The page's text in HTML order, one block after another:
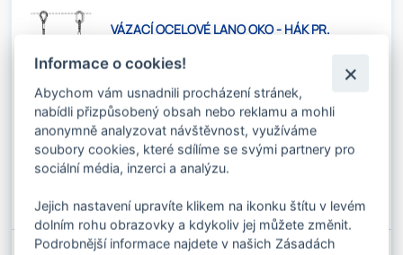
VÁZACÍ OCELOVÉ LANO OKO - HÁK PR.
Kód produktu: 0371110
Stav skladu:Dostupnost 2-3 dny
Nosnost:1,30 t
360.57 Kč s DPH / KS
297.99 Kč bez DPH / KS
✚
Informace o cookies!
Abychom vám usnadnili procházení stránek,
nabídli přizpůsobený obsah nebo reklamu a mohli
anonymně analyzovat návštěvnost, využíváme
soubory cookies, které sdílíme se svými partnery pro
sociální média, inzerci a analýzu.
Jejich nastavení upravíte klikem na ikonku štítu v levém
dolním rohu obrazovky a kdykoliv jej můžete změnit.
Podrobnější informace najdete v našich Zásadách